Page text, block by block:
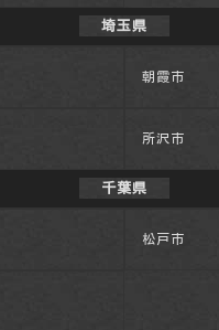
埼玉県
朝霞市
所沢市
千葉県
松戸市